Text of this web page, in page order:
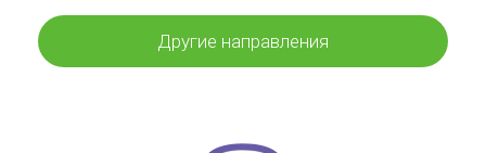
Другие направления